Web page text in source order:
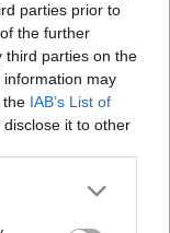
parties prior to
the further
third parties on the
information may
the IAB’s List of
it to other
or more Google